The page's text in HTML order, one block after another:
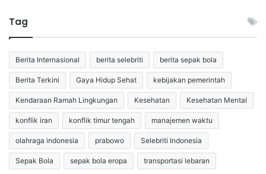
Tag
Berita Internasional berita selebriti berita sepak bola
Berita Terkini Gaya Hidup Sehat kebijakan pemerintah
Kendaraan Ramah Lingkungan Kesehatan Kesehatan Mental
konflik iran konflik timur tengah manajemen waktu
olahraga indonesia prabowo Selebriti Indonesia
Sepak Bola sepak bola eropa transportasi lebaran